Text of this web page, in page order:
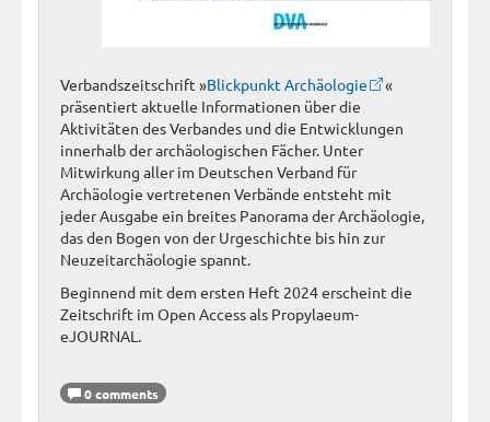
Verbandszeitschrift »Blickpunkt Archäologie
«
präsentiert aktuelle Informationen über die
Aktivitäten des Verbandes und die Entwicklungen
innerhalb der archäologischen Fächer. Unter
Mitwirkung aller im Deutschen Verband für
Archäologie vertretenen Verbände entsteht mit
jeder Ausgabe ein breites Panorama der Archäologie,
das den Bogen von der Urgeschichte bis hin zur
Neuzeitarchäologie spannt.
Beginnend mit dem ersten Heft 2024 erscheint die
Zeitschrift im Open Access als Propylaeum-
eJOURNAL.
0 comments